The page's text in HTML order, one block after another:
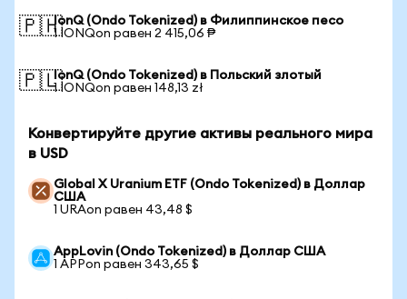
🇵🇭IonQ (Ondo Tokenized) в Филиппинское песо
1 IONQon равен 2 415,06 ₱
🇵🇱IonQ (Ondo Tokenized) в Польский злотый
1 IONQon равен 148,13 zł
Конвертируйте другие активы реального мира
в USD
Global X Uranium ETF (Ondo Tokenized) в Доллар
США
1 URAon равен 43,48 $
AppLovin (Ondo Tokenized) в Доллар США
1 APPon равен 343,65 $